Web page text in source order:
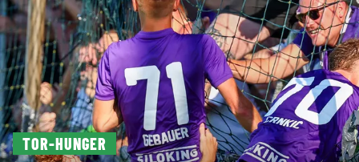
TOR-HUNGER